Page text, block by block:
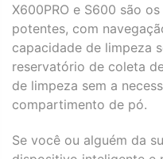
X600PRO e S600 são
potentes, com
capacidade de limpeza
reservatório de coleta
de limpeza sem a
compartimento de pó.
Se você ou alguém da